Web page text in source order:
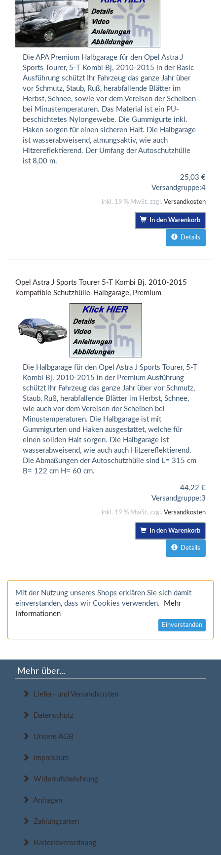
Die APA Premium Halbgarage für den Opel Astra J
Sports Tourer, 5-T Kombi Bj. 2010-2015 in der Basic
Ausführung schützt Ihr Fahrzeug das ganze Jahr über
vor Schmutz, Staub, Ruß, herabfallende Blätter im
Herbst, Schnee, sowie vor dem Vereisen der Scheiben
bei Minustemperaturen. Das Material ist ein PU-
beschichtetes Nylongewebe. Die Gummigurte inkl.
Haken sorgen für einen sicheren Halt. Die Halbgarage
ist wasserabweisend, atmungsaktiv, wie auch
Hitzereflektierend. Der Umfang der Autoschutzhülle
ist 8,00 m.
25,03 €
Versandgruppe:4
inkl. 19 % MwSt. zzgl. Versandkosten
In den Warenkorb
Details
Opel Astra J Sports Tourer 5-T Kombi Bj. 2010-2015
kompatible Schutzhülle-Halbgarage, Premium
Die Halbgarage für den Opel Astra J Sports Tourer, 5-T
Kombi Bj. 2010-2015 in der Premium Ausführung
schützt Ihr Fahrzeug das ganze Jahr über vor Schmutz,
Staub, Ruß, herabfallende Blätter im Herbst, Schnee,
wie auch vor dem Vereisen der Scheiben bei
Minustemperaturen. Die Halbgarage ist mit
Gummigurten und Haken ausgestattet, welche für
einen soliden Halt sorgen. Die Halbgarage ist
wasserabweisend, wie auch auch Hitzereflektierend.
Die Abmaßungen der Autoschutzhülle sind L= 315 cm
B= 122 cm H= 60 cm.
44,22 €
Versandgruppe:3
inkl. 19 % MwSt. zzgl. Versandkosten
In den Warenkorb
Details
Mit der Nutzung unseres Shops erklären Sie sich damit
einverstanden, dass wir Cookies verwenden.
Mehr
Informationen
Einverstanden
Mehr über...
Liefer- und Versandkosten
Datenschutz
Unsere AGB
Impressum
Widerrufsbelehrung
Anfragen
Zahlungsarten
Batterieverordnung